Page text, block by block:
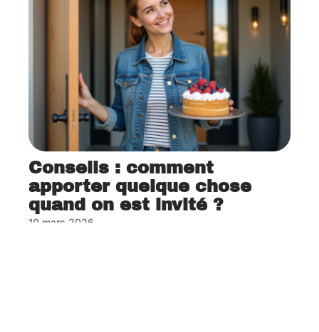
Conseils : comment
apporter quelque chose
quand on est invité ?
10 mars 2026